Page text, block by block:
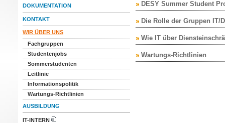
DOKUMENTATION
KONTAKT
WIR ÜBER UNS
Fachgruppen
Studentenjobs
Sommerstudenten
Leitlinie
Informationspolitik
Wartungs-Richtlinien
AUSBILDUNG
IT-INTERN
DESY Summer Student
Die Rolle der Gruppen IT/
Wie IT über
Wartungs-Richtlinien